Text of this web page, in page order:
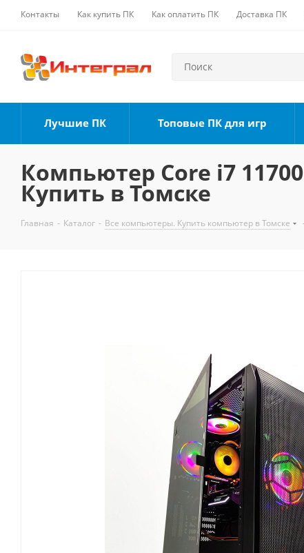
Контакты Как купить ПК Как оплатить ПК Доставка ПК
Лучшие ПК Топовые ПК для игр
Компьютер Core i7
Купить в Томске
Главная - Каталог - Все компьютеры. Купить компьютер в Томске -